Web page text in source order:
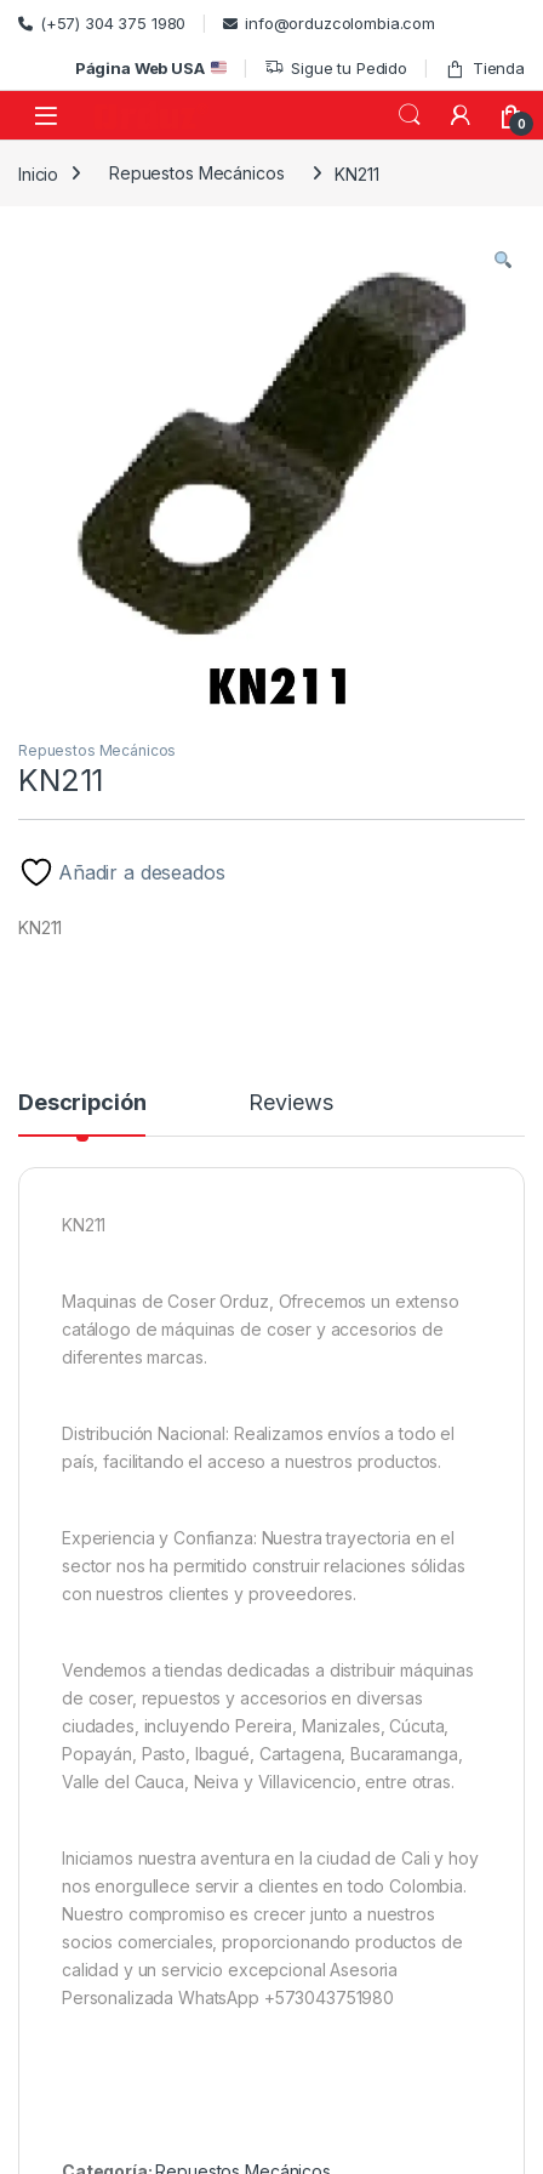
Skip to navigation
Skip to content
(+57) 304 375 1980 info@orduzcolombia.com
Página Web USA Sigue tu Pedido Tienda
0
Inicio Repuestos Mecánicos KN211
Repuestos Mecánicos
KN211
Añadir a deseados
KN211
Descripción Reviews
KN211
Maquinas de Coser Orduz, Ofrecemos un extenso
catálogo de máquinas de coser y accesorios de
diferentes marcas.
Distribución Nacional: Realizamos envíos a todo el
país, facilitando el acceso a nuestros productos.
Experiencia y Confianza: Nuestra trayectoria en el
sector nos ha permitido construir relaciones sólidas
con nuestros clientes y proveedores.
Vendemos a tiendas dedicadas a distribuir máquinas
de coser, repuestos y accesorios en diversas
ciudades, incluyendo Pereira, Manizales, Cúcuta,
Popayán, Pasto, Ibagué, Cartagena, Bucaramanga,
Valle del Cauca, Neiva y Villavicencio, entre otras.
Iniciamos nuestra aventura en la ciudad de Cali y hoy
nos enorgullece servir a clientes en todo Colombia.
Nuestro compromiso es crecer junto a nuestros
socios comerciales, proporcionando productos de
calidad y un servicio excepcional Asesoria
Personalizada WhatsApp +573043751980